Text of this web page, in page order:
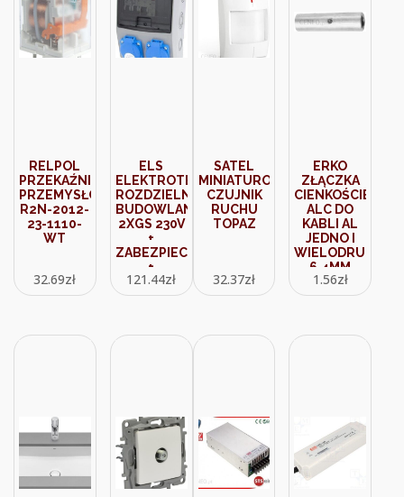
RELPOL
PRZEKAŹNIK
PRZEMYSŁOWY
R2N-2012-
23-1110-
WT
32.69zł
ELS
ELEKTROTECHNIKA
ROZDZIELNICA
BUDOWLANA
2XGS 230V
+
ZABEZPIECZENIA
+
RÓŻNICÓWKA
(6NO22C00F)
121.44zł
SATEL
MINIATUROWY
CZUJNIK
RUCHU
TOPAZ
32.37zł
ERKO
ZŁĄCZKA
CIENKOŚCIENNA
ALC DO
KABLI AL
JEDNO I
6,4MM
ALC25
1.56zł